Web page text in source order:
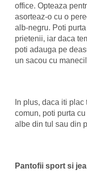
office. Opteaza
asorteaz-o cu o
alb-negru. Poti
prietenii, iar daca
poti adauga pe
un sacou cu
In plus, daca iti
comun, poti purta
albe din tul sau din
Pantofii sport si